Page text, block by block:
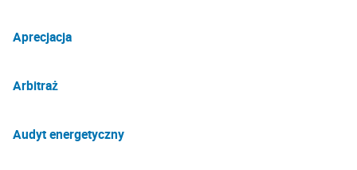
Aprecjacja
Arbitraż
Audyt energetyczny